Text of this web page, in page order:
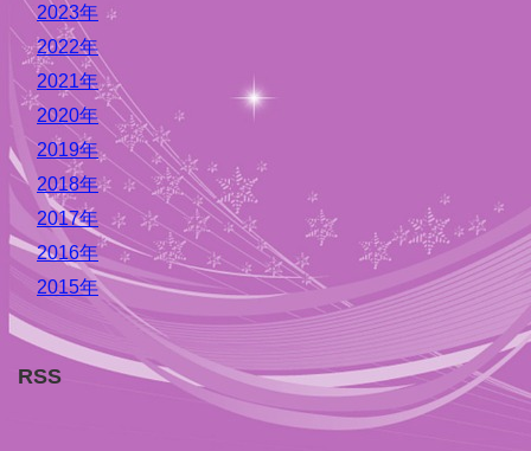
2023年
2022年
2021年
2020年
2019年
2018年
2017年
2016年
2015年
RSS